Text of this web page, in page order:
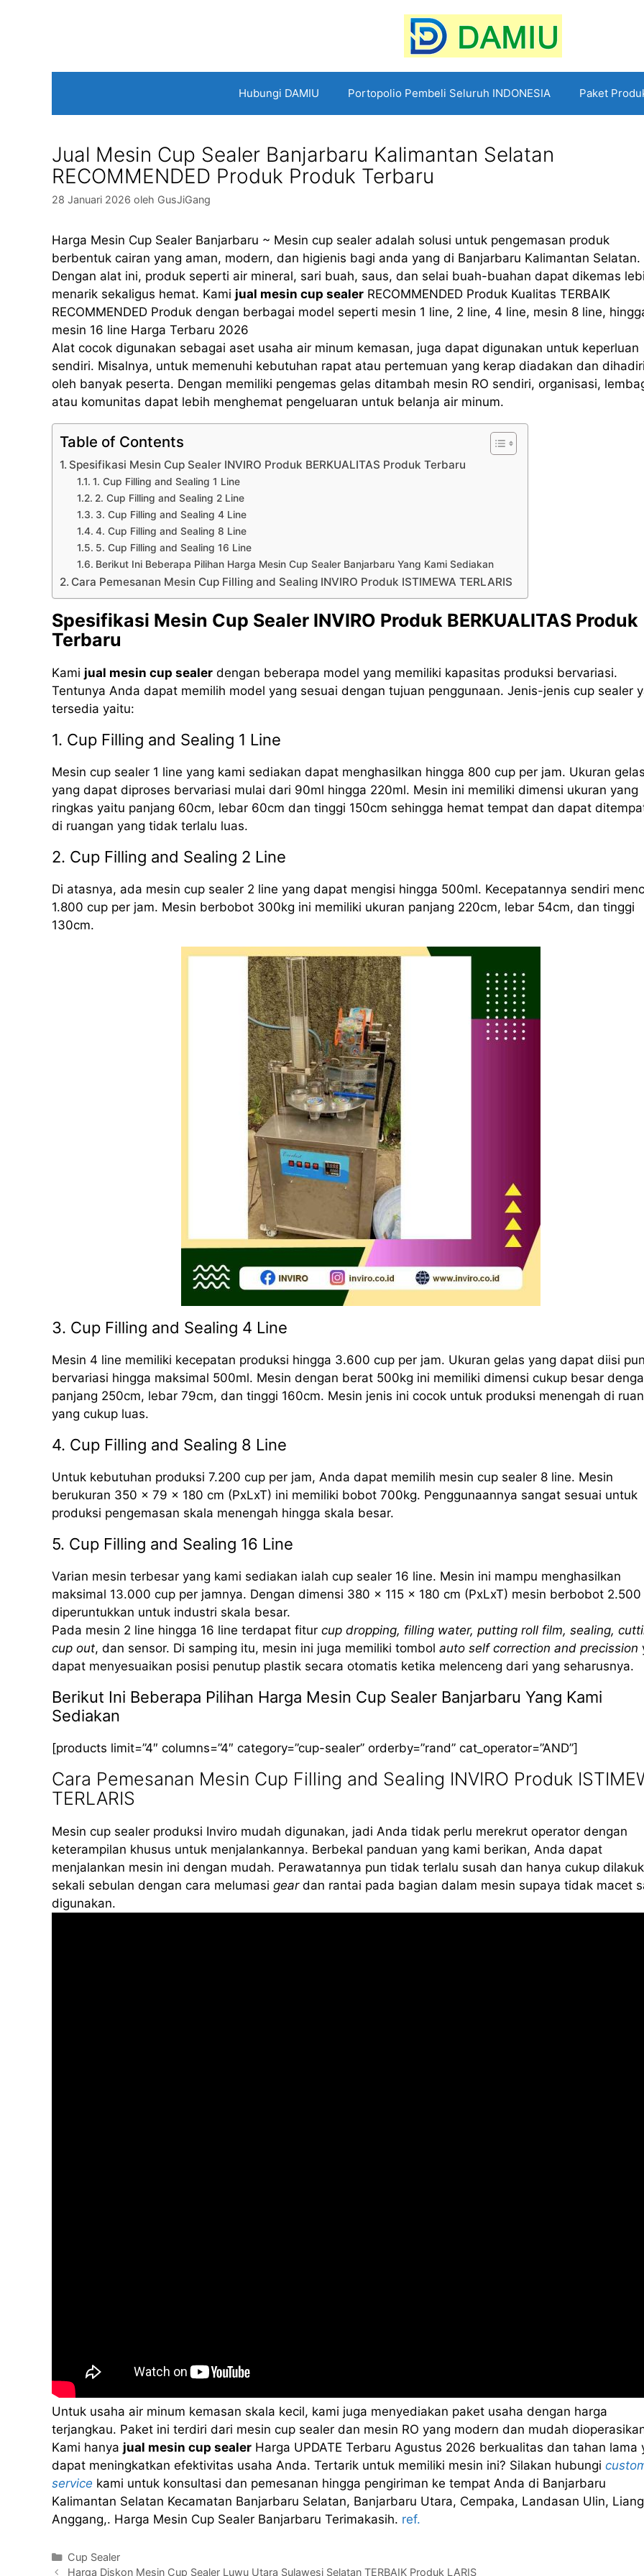
Hubungi DAMIU Portopolio Pembeli Seluruh INDONESIA Paket
Jual Mesin Cup Sealer Banjarbaru Kalimantan Selatan
RECOMMENDED Produk Produk Terbaru
28 Januari 2026 oleh GusJiGang
Harga Mesin Cup Sealer Banjarbaru ~ Mesin cup sealer adalah solusi untuk pengemasan produk
berbentuk cairan yang aman, modern, dan higienis bagi anda yang di Banjarbaru Kalimantan Selatan.
Dengan alat ini, produk seperti air mineral, sari buah, saus, dan selai buah-buahan dapat dikemas
menarik sekaligus hemat. Kami jual mesin cup sealer RECOMMENDED Produk Kualitas TERBAIK
RECOMMENDED Produk dengan berbagai model seperti mesin 1 line, 2 line, 4 line, mesin 8 line,
mesin 16 line Harga Terbaru 2026
Alat cocok digunakan sebagai aset usaha air minum kemasan, juga dapat digunakan untuk keperluan
sendiri. Misalnya, untuk memenuhi kebutuhan rapat atau pertemuan yang kerap diadakan dan dihadiri
oleh banyak peserta. Dengan memiliki pengemas gelas ditambah mesin RO sendiri, organisasi,
atau komunitas dapat lebih menghemat pengeluaran untuk belanja air minum.
Table of Contents
Spesifikasi Mesin Cup Sealer INVIRO Produk BERKUALITAS Produk Terbaru
1. Cup Filling and Sealing 1 Line
2. Cup Filling and Sealing 2 Line
3. Cup Filling and Sealing 4 Line
4. Cup Filling and Sealing 8 Line
5. Cup Filling and Sealing 16 Line
Berikut Ini Beberapa Pilihan Harga Mesin Cup Sealer Banjarbaru Yang Kami Sediakan
Cara Pemesanan Mesin Cup Filling and Sealing INVIRO Produk ISTIMEWA TERLARIS
Spesifikasi Mesin Cup Sealer INVIRO Produk BERKUALITAS Produk
Terbaru
Kami jual mesin cup sealer dengan beberapa model yang memiliki kapasitas produksi bervariasi.
Tentunya Anda dapat memilih model yang sesuai dengan tujuan penggunaan. Jenis-jenis cup sealer
tersedia yaitu:
1. Cup Filling and Sealing 1 Line
Mesin cup sealer 1 line yang kami sediakan dapat menghasilkan hingga 800 cup per jam. Ukuran gelas
yang dapat diproses bervariasi mulai dari 90ml hingga 220ml. Mesin ini memiliki dimensi ukuran yang
ringkas yaitu panjang 60cm, lebar 60cm dan tinggi 150cm sehingga hemat tempat dan dapat
di ruangan yang tidak terlalu luas.
2. Cup Filling and Sealing 2 Line
Di atasnya, ada mesin cup sealer 2 line yang dapat mengisi hingga 500ml. Kecepatannya sendiri
1.800 cup per jam. Mesin berbobot 300kg ini memiliki ukuran panjang 220cm, lebar 54cm, dan tinggi
130cm.
3. Cup Filling and Sealing 4 Line
Mesin 4 line memiliki kecepatan produksi hingga 3.600 cup per jam. Ukuran gelas yang dapat diisi pun
bervariasi hingga maksimal 500ml. Mesin dengan berat 500kg ini memiliki dimensi cukup besar
panjang 250cm, lebar 79cm, dan tinggi 160cm. Mesin jenis ini cocok untuk produksi menengah di
yang cukup luas.
4. Cup Filling and Sealing 8 Line
Untuk kebutuhan produksi 7.200 cup per jam, Anda dapat memilih mesin cup sealer 8 line. Mesin
berukuran 350 x 79 x 180 cm (PxLxT) ini memiliki bobot 700kg. Penggunaannya sangat sesuai untuk
produksi pengemasan skala menengah hingga skala besar.
5. Cup Filling and Sealing 16 Line
Varian mesin terbesar yang kami sediakan ialah cup sealer 16 line. Mesin ini mampu menghasilkan
maksimal 13.000 cup per jamnya. Dengan dimensi 380 x 115 x 180 cm (PxLxT) mesin berbobot 2.500
diperuntukkan untuk industri skala besar.
Pada mesin 2 line hingga 16 line terdapat fitur cup dropping, filling water, putting roll film, sealing,
cup out, dan sensor. Di samping itu, mesin ini juga memiliki tombol auto self correction and precission
dapat menyesuaikan posisi penutup plastik secara otomatis ketika melenceng dari yang seharusnya.
Berikut Ini Beberapa Pilihan Harga Mesin Cup Sealer Banjarbaru Yang Kami
Sediakan
[products limit=”4″ columns=”4″ category=”cup-sealer” orderby=”rand” cat_operator=”AND”]
Cara Pemesanan Mesin Cup Filling and Sealing INVIRO Produk
TERLARIS
Mesin cup sealer produksi Inviro mudah digunakan, jadi Anda tidak perlu merekrut operator dengan
keterampilan khusus untuk menjalankannya. Berbekal panduan yang kami berikan, Anda dapat
menjalankan mesin ini dengan mudah. Perawatannya pun tidak terlalu susah dan hanya cukup
sekali sebulan dengan cara melumasi geardan rantai pada bagian dalam mesin supaya tidak macet
digunakan.
Untuk usaha air minum kemasan skala kecil, kami juga menyediakan paket usaha dengan harga
terjangkau. Paket ini terdiri dari mesin cup sealer dan mesin RO yang modern dan mudah
Kami hanya jual mesin cup sealer Harga UPDATE Terbaru Agustus 2026 berkualitas dan tahan lama
dapat meningkatkan efektivitas usaha Anda. Tertarik untuk memiliki mesin ini? Silakan hubungi
service kami untuk konsultasi dan pemesanan hingga pengiriman ke tempat Anda di Banjarbaru
Kalimantan Selatan Kecamatan Banjarbaru Selatan, Banjarbaru Utara, Cempaka, Landasan Ulin, Liang
Anggang,. Harga Mesin Cup Sealer Banjarbaru Terimakasih. ref.
Kategori
Cup Sealer
Harga Diskon Mesin Cup Sealer Luwu Utara Sulawesi Selatan TERBAIK Produk LARIS